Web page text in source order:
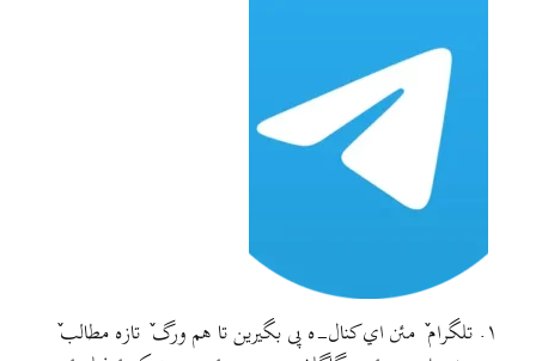
۱. تلگرام ٚ مئن اي کنال-ه پى بگيرين تا هم ورگ ٚ تازه مطالب ٚ